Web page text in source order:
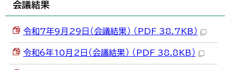
会議結果
令和7年9月29日（会議結果） （PDF 38.7KB）
令和6年10月2日（会議結果） （PDF 38.8KB）